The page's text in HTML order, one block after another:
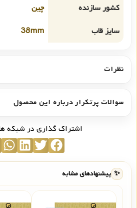
کشور سازنده
چین
سایز قاب
38mm
نظرات
سوالات پرتکرار درباره این محصول
اشتراک گذاری در شبکه
✨ پیشنهادهای مشابه